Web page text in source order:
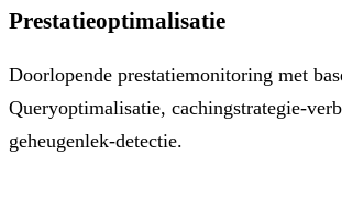
Prestatieoptimalisatie
Doorlopende prestatiemonitoring met
Queryoptimalisatie, cachingstrategie-
geheugenlek-detectie.